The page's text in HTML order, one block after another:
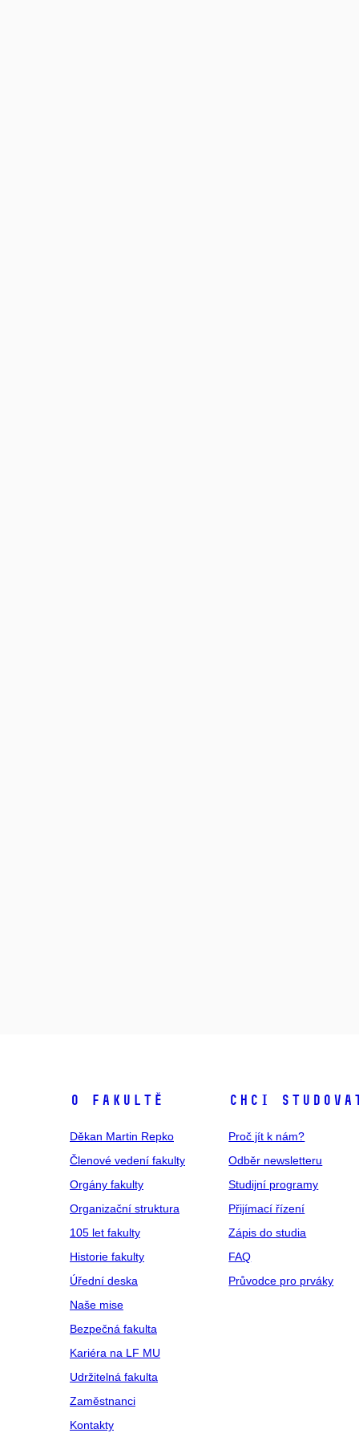
O fakultě
Děkan Martin Repko
Členové vedení fakulty
Orgány fakulty
Organizační struktura
105 let fakulty
Historie fakulty
Úřední deska
Naše mise
Bezpečná fakulta
Kariéra na LF MU
Udržitelná fakulta
Zaměstnanci
Kontakty
Chci
Proč jít k nám?
Odběr newsletteru
Studijní programy
Přijímací řízení
Zápis do studia
FAQ
Průvodce pro prváky